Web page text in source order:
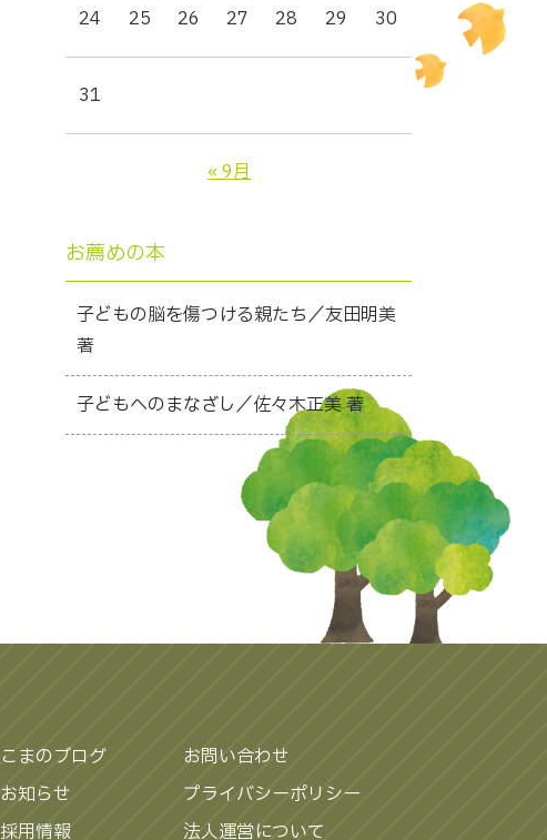
24 25 26 27 28 29 30
31
« 9月
お薦めの本
子どもの脳を傷つける親たち／友田明美
著
子どもへのまなざし／佐々木正美 著
こまのブログ
お知らせ
採用情報
お問い合わせ
プライバシーポリシー
法人運営について